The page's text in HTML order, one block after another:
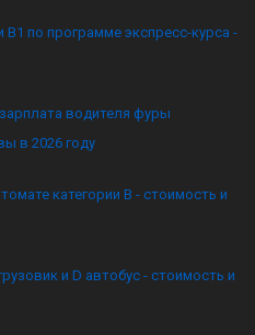
B1 по программе экспресс-курса -
водителя фуры
в 2026 году
категории B - стоимость и
и D автобус - стоимость и